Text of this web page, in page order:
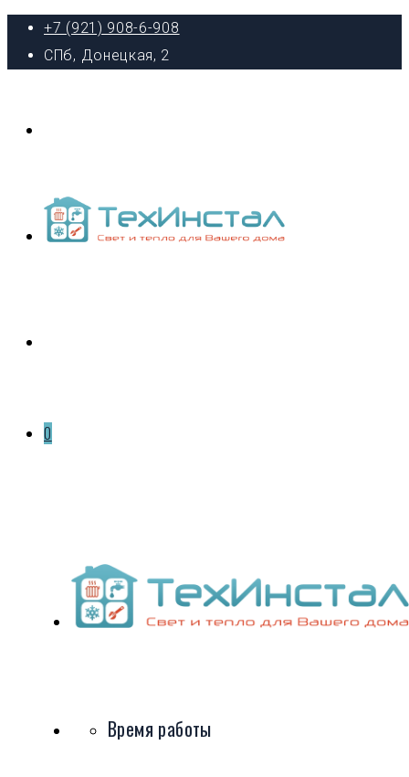
+7 (921) 908-6-908
СПб, Донецкая, 2
0
Время работы